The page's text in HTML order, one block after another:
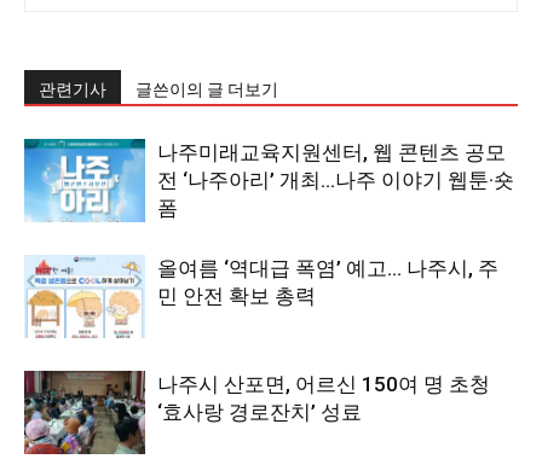
관련기사 글쓴이의 글 더보기
나주미래교육지원센터, 웹 콘텐츠 공모
전 ‘나주아리’ 개최…나주 이야기 웹툰·숏
폼
올여름 ‘역대급 폭염’ 예고… 나주시, 주
민 안전 확보 총력
나주시 산포면, 어르신 150여 명 초청
‘효사랑 경로잔치’ 성료